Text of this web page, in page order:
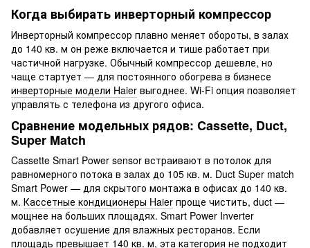
Когда выбирать инверторный компрессор
Инверторный компрессор плавно меняет обороты, в залах
до 140 кв. м он реже включается и тише работает при
частичной нагрузке. Обычный компрессор дешевле, но
чаще стартует — для постоянного обогрева в бизнесе
инверторные модели Haier выгоднее. Wi-Fi опция позволяет
управлять с телефона из другого офиса.
Сравнение модельных рядов: Cassette, Duct,
Super Match
Cassette Smart Power sensor встраивают в потолок для
равномерного потока в залах до 105 кв. м. Duct Super match
Smart Power — для скрытого монтажа в офисах до 140 кв.
м. Кассетные кондиционеры Haier проще чистить, duct —
мощнее на больших площадях. Smart Power Inverter
добавляет осушение для влажных ресторанов. Если
площадь превышает 140 кв. м, эта категория не подходит